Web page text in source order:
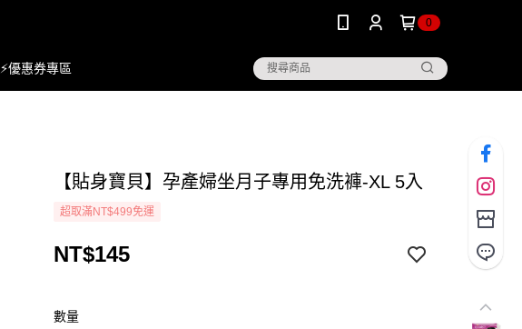
0
⚡優惠券專區
【貼身寶貝】孕產婦坐月子專用免洗褲-XL 5入
超取滿NT$499免運
NT$145
數量